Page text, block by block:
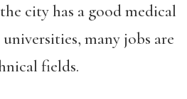
city has a good medical
many jobs are
fields.